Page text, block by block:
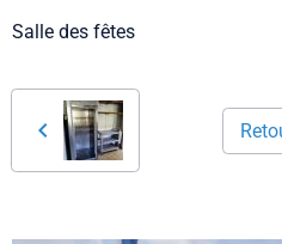
Salle des fêtes